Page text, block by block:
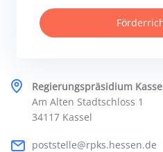
Regierungspräsidium
Am Alten Stadtschloss 1
34117 Kassel
poststelle@rpks.hessen.de